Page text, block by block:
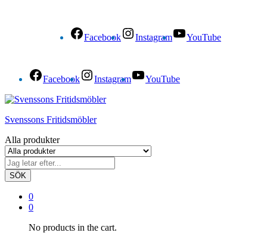
Facebook Instagram YouTube
Facebook Instagram YouTube
Svenssons Fritidsmöbler
Alla produkter
SÖK
0
0
No products in the cart.